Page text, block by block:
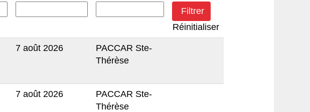
Réinitialiser
7 août 2026
PACCAR Ste-
Thérèse
7 août 2026
PACCAR Ste-
Thérèse